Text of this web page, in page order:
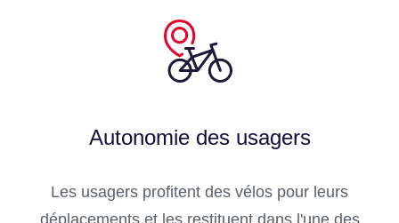
Autonomie des usagers
Les usagers profitent des vélos pour leurs